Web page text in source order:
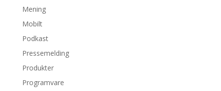
Mening
Mobilt
Podkast
Pressemelding
Produkter
Programvare